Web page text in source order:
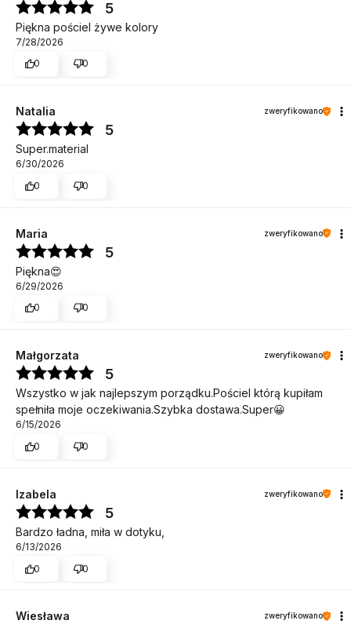
5
Piękna pościel żywe kolory
7/28/2026
0
0
Natalia zweryfikowano
5
Super.material
6/30/2026
0
0
Maria zweryfikowano
5
Piękna😍
6/29/2026
0
0
Małgorzata zweryfikowano
5
Wszystko w jak najlepszym porządku.Pościel którą kupiłam
spełniła moje oczekiwania.Szybka dostawa.Super😀
6/15/2026
0
0
Izabela zweryfikowano
5
Bardzo ładna, miła w dotyku,
6/13/2026
0
0
Wiesława zweryfikowano